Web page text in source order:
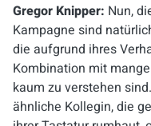
Gregor Knipper: Nun,
Kampagne sind
die aufgrund ihres
Kombination mit
kaum zu verstehen
ähnliche Kollegin, die